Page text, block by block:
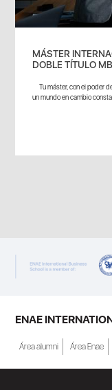
MÁSTER
DOBLE TÍTULO
Tu máster, con el poder
un mundo en cambio
ENAE
Área alumni Área Enae